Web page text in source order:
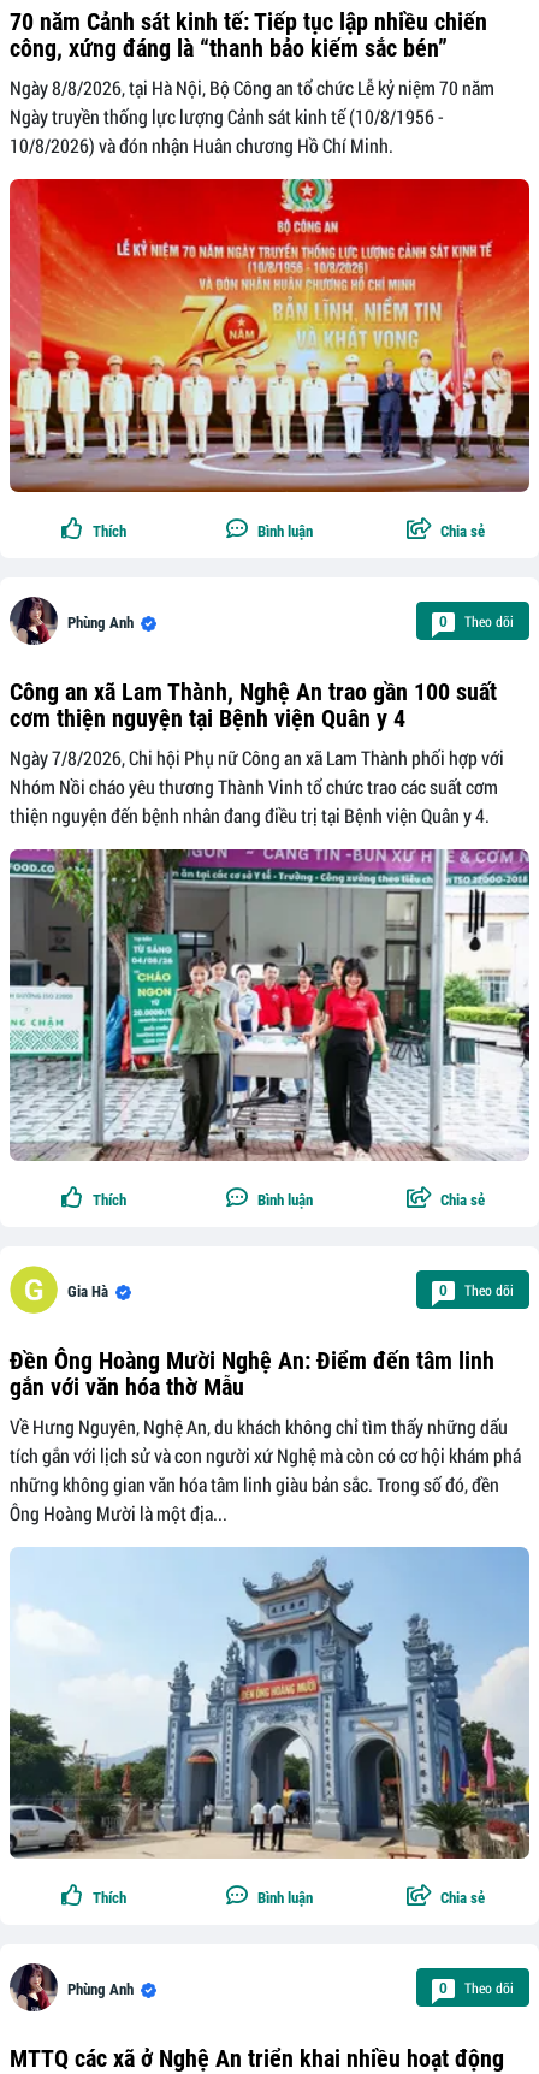
70 năm Cảnh sát kinh tế: Tiếp tục lập nhiều chiến
công, xứng đáng là “thanh bảo kiếm sắc bén”
Ngày 8/8/2026, tại Hà Nội, Bộ Công an tổ chức Lễ kỷ niệm 70 năm
Ngày truyền thống lực lượng Cảnh sát kinh tế (10/8/1956 -
10/8/2026) và đón nhận Huân chương Hồ Chí Minh.
Thích Bình luận Chia sẻ
Phùng Anh 0 Theo dõi
Công an xã Lam Thành, Nghệ An trao gần 100 suất
cơm thiện nguyện tại Bệnh viện Quân y 4
Ngày 7/8/2026, Chi hội Phụ nữ Công an xã Lam Thành phối hợp với
Nhóm Nồi cháo yêu thương Thành Vinh tổ chức trao các suất cơm
thiện nguyện đến bệnh nhân đang điều trị tại Bệnh viện Quân y 4.
Thích Bình luận Chia sẻ
Gia Hà 0 Theo dõi
Đền Ông Hoàng Mười Nghệ An: Điểm đến tâm linh
gắn với văn hóa thờ Mẫu
Về Hưng Nguyên, Nghệ An, du khách không chỉ tìm thấy những dấu
tích gắn với lịch sử và con người xứ Nghệ mà còn có cơ hội khám phá
những không gian văn hóa tâm linh giàu bản sắc. Trong số đó, đền
Ông Hoàng Mười là một địa...
Thích Bình luận Chia sẻ
Phùng Anh 0 Theo dõi
MTTQ các xã ở Nghệ An triển khai nhiều hoạt động